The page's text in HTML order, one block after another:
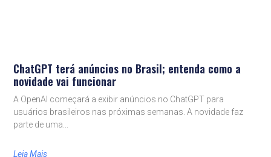
ChatGPT terá anúncios no Brasil; entenda como a
novidade vai funcionar
A OpenAI começará a exibir anúncios no ChatGPT para
usuários brasileiros nas próximas semanas. A novidade faz
parte de uma
Leia Mais